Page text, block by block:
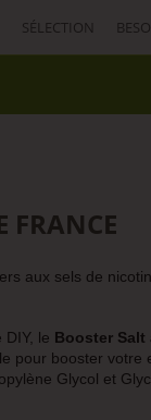
SÉLECTION
FRANCE
aux sels de
le Booster Salt
pour booster votre
Glycol et